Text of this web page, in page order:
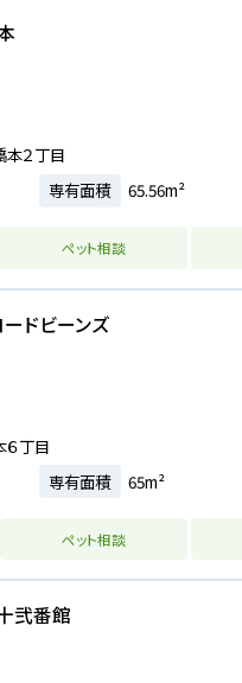
２丁目
専有面積 65.56m²
ペット相談
ドビーンズ
丁目
専有面積 65m²
ペット相談
弐番館